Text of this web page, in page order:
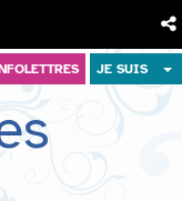
JE SUIS